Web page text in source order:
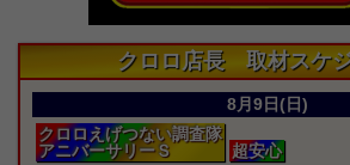
クロロ店長 取材スケ
8月9日(日)
クロロえげつない調査隊
アニバーサリーＳ
超安心